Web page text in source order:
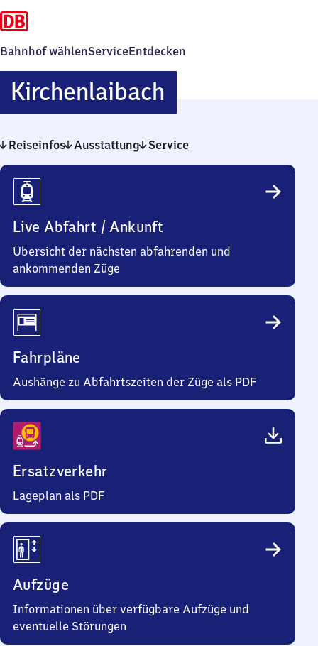
Bahnhof wählenServiceEntdecken
KirchenlaibachKirchenlaibach
Reiseinfos Ausstattung Service
Reiseinfos
Live Abfahrt / Ankunft
Übersicht der nächsten abfahrenden und
ankommenden Züge
Fahrpläne
Aushänge zu Abfahrtszeiten der Züge als PDF
Ersatzverkehr
Lageplan als PDF
Aufzüge
Informationen über verfügbare Aufzüge und
eventuelle Störungen